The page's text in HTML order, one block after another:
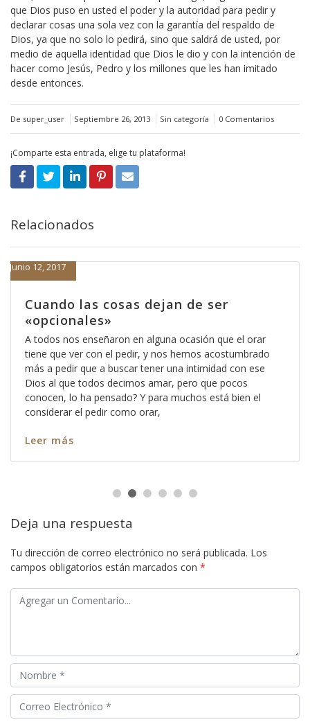
que Dios puso en usted el poder y la autoridad para pedir y
declarar cosas una sola vez con la garantía del respaldo de
Dios, ya que no solo lo pedirá, sino que saldrá de usted, por
medio de aquella identidad que Dios le dio y con la intención de
hacer como Jesús, Pedro y los millones que les han imitado
desde entonces.
De super_user Septiembre 26, 2013 Sin categoría 0 Comentarios
¡Comparte esta entrada, elige tu plataforma!
Relacionados
Cuando las cosas dejan de ser
«opcionales»
Junio 12, 2017
A todos nos enseñaron en alguna ocasión que el orar
tiene que ver con el pedir, y nos hemos acostumbrado
más a pedir que a buscar tener una intimidad con ese
Dios al que todos decimos amar, pero que pocos
conocen, lo ha pensado? Y para muchos está bien el
considerar el pedir como orar,
Leer más
Deja una respuesta
Tu dirección de correo electrónico no será publicada. Los
campos obligatorios están marcados con *